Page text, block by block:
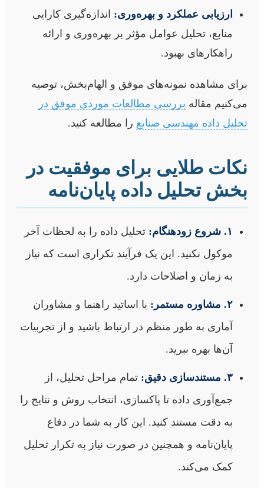
ارزیابی عملکرد و بهره‌وری: اندازه‌گیری کارایی
منابع، تحلیل عوامل مؤثر بر بهره‌وری و ارائه
راهکارهای بهبود.
برای مشاهده نمونه‌های موفق و الهام‌بخش، توصیه
می‌کنیم مقاله بررسی مطالعات موردی موفق در
تحلیل داده مهندسی صنایع را مطالعه کنید.
نکات طلایی برای موفقیت در
بخش تحلیل داده پایان‌نامه
۱. شروع زودهنگام:
تحلیل داده را به لحظات آخر
موکول نکنید. این یک فرآیند تکراری است که نیاز
به زمان و اصلاحات دارد.
۲. مشاوره مستمر:
با اساتید راهنما و مشاوران
آماری به طور منظم در ارتباط باشید و از تجربیات
آن‌ها بهره ببرید.
۳. مستندسازی دقیق:
تمام مراحل تحلیل، از
جمع‌آوری داده تا پاکسازی، انتخاب روش و نتایج را
به دقت مستند کنید. این کار به شما در دفاع
پایان‌نامه و همچنین در صورت نیاز به تکرار تحلیل
کمک می‌کند.